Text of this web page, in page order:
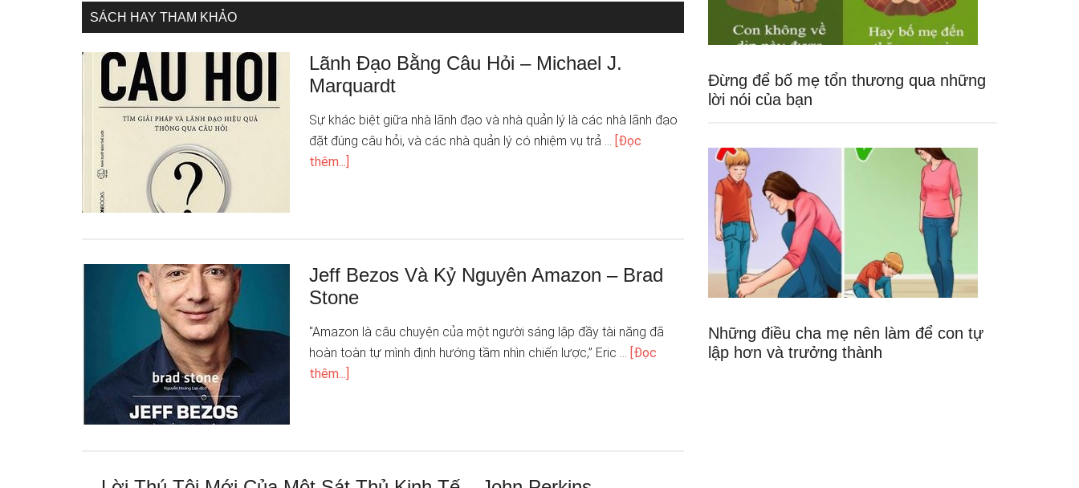
SÁCH HAY THAM KHẢO
Lãnh Đạo Bằng Câu Hỏi – Michael J.
Marquardt
Sự khác biệt giữa nhà lãnh đạo và nhà quản lý là các nhà lãnh đạo
đặt đúng câu hỏi, và các nhà quản lý có nhiệm vụ trả … [Đọc
thêm...]
Jeff Bezos Và Kỷ Nguyên Amazon – Brad
Stone
"Amazon là câu chuyện của một người sáng lập đầy tài năng đã
hoàn toàn tự mình định hướng tầm nhìn chiến lược,” Eric … [Đọc
thêm...]
Đừng để bố mẹ tổn thương qua những
lời nói của bạn
Những điều cha mẹ nên làm để con tự
lập hơn và trưởng thành